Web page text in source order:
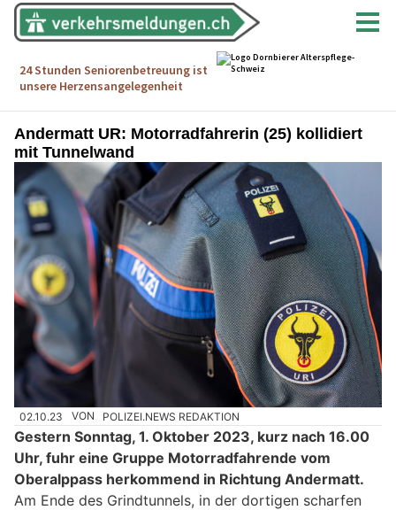
Andermatt UR: Motorradfahrerin (25) kollidiert
mit Tunnelwand
02.10.23 VON POLIZEI.NEWS REDAKTION
Gestern Sonntag, 1. Oktober 2023, kurz nach 16.00
Uhr, fuhr eine Gruppe Motorradfahrende vom
Oberalppass herkommend in Richtung Andermatt.
Am Ende des Grindtunnels, in der dortigen scharfen